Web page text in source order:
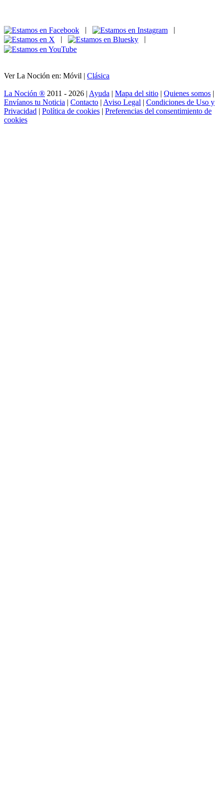
|
|
|
|
Ver La Noción en: Móvil | Clásica
La Noción ® 2011 - 2026 | Ayuda | Mapa del sitio | Quienes somos |
Envíanos tu Noticia | Contacto | Aviso Legal | Condiciones de Uso y
Privacidad | Política de cookies | Preferencias del consentimiento de
cookies